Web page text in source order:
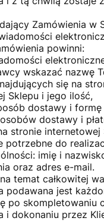
Zamówienia w
powinni:
wskazać nazwę
się na
Sklepu i jego ilość,
dostawy i formę
dostawy i
stronie internetowej
potrzebne do
imię i
oraz adres e-mail.
temat całkowitej
podawana jest
po skompletowaniu
i dokonaniu przez